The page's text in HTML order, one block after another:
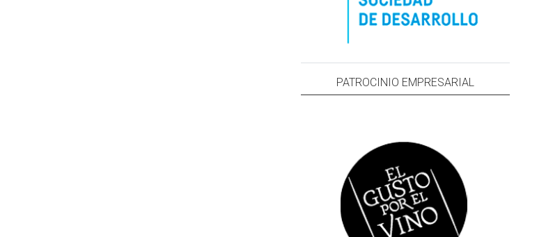
PATROCINIO EMPRESARIAL